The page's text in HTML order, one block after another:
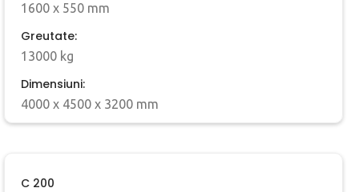
1600 x 550 mm
Greutate:
13000 kg
Dimensiuni:
4000 x 4500 x 3200 mm
C 200